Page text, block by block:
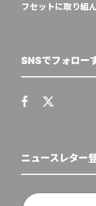
フセットに取り組
SNSでフォロー
ニュースレター